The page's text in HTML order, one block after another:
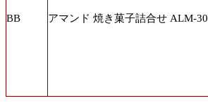
BB アマンド 焼き菓子詰合せ ALM-30